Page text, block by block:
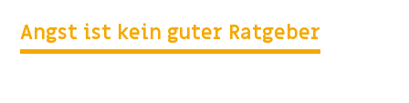
Angst ist kein guter Ratgeber